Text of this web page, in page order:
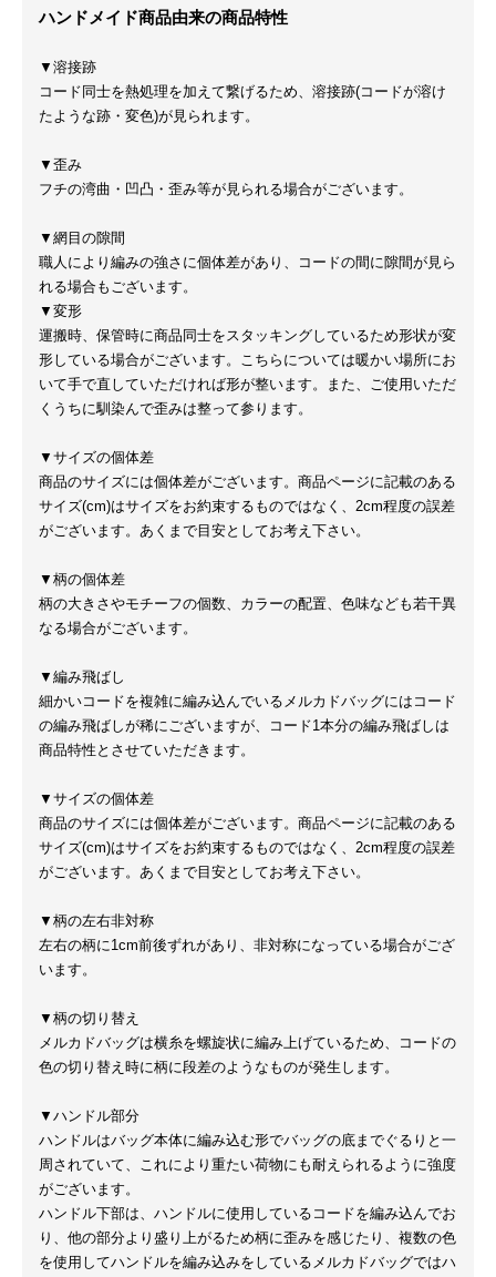
ハンドメイド商品由来の商品特性
▼溶接跡
コード同士を熱処理を加えて繋げるため、溶接跡(コードが溶け
たような跡・変色)が見られます。
▼歪み
フチの湾曲・凹凸・歪み等が見られる場合がございます。
▼網目の隙間
職人により編みの強さに個体差があり、コードの間に隙間が見ら
れる場合もございます。
▼変形
運搬時、保管時に商品同士をスタッキングしているため形状が変
形している場合がございます。こちらについては暖かい場所にお
いて手で直していただければ形が整います。また、ご使用いただ
くうちに馴染んで歪みは整って参ります。
▼サイズの個体差
商品のサイズには個体差がございます。商品ページに記載のある
サイズ(cm)はサイズをお約束するものではなく、2cm程度の誤差
がございます。あくまで目安としてお考え下さい。
▼柄の個体差
柄の大きさやモチーフの個数、カラーの配置、色味なども若干異
なる場合がございます。
▼編み飛ばし
細かいコードを複雑に編み込んでいるメルカドバッグにはコード
の編み飛ばしが稀にございますが、コード1本分の編み飛ばしは
商品特性とさせていただきます。
▼サイズの個体差
商品のサイズには個体差がございます。商品ページに記載のある
サイズ(cm)はサイズをお約束するものではなく、2cm程度の誤差
がございます。あくまで目安としてお考え下さい。
▼柄の左右非対称
左右の柄に1cm前後ずれがあり、非対称になっている場合がござ
います。
▼柄の切り替え
メルカドバッグは横糸を螺旋状に編み上げているため、コードの
色の切り替え時に柄に段差のようなものが発生します。
▼ハンドル部分
ハンドルはバッグ本体に編み込む形でバッグの底までぐるりと一
周されていて、これにより重たい荷物にも耐えられるように強度
がございます。
ハンドル下部は、ハンドルに使用しているコードを編み込んでお
り、他の部分より盛り上がるため柄に歪みを感じたり、複数の色
を使用してハンドルを編み込みをしているメルカドバッグではハ